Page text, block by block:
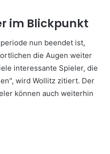
im Blickpunkt
nun beendet ist,
die Augen weiter
interessante Spieler, die
wird Wollitz zitiert. Der
können auch weiterhin